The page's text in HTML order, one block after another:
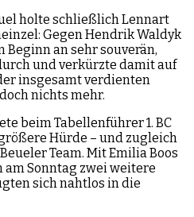
holte schließlich Lennart
Gegen Hendrik Waldyk
an sehr souverän,
und verkürzte damit auf
insgesamt verdienten
nichts mehr.
beim Tabellenführer 1. BC
Hürde – und zugleich
Team. Mit Emilia Boos
Sonntag zwei weitere
sich nahtlos in die